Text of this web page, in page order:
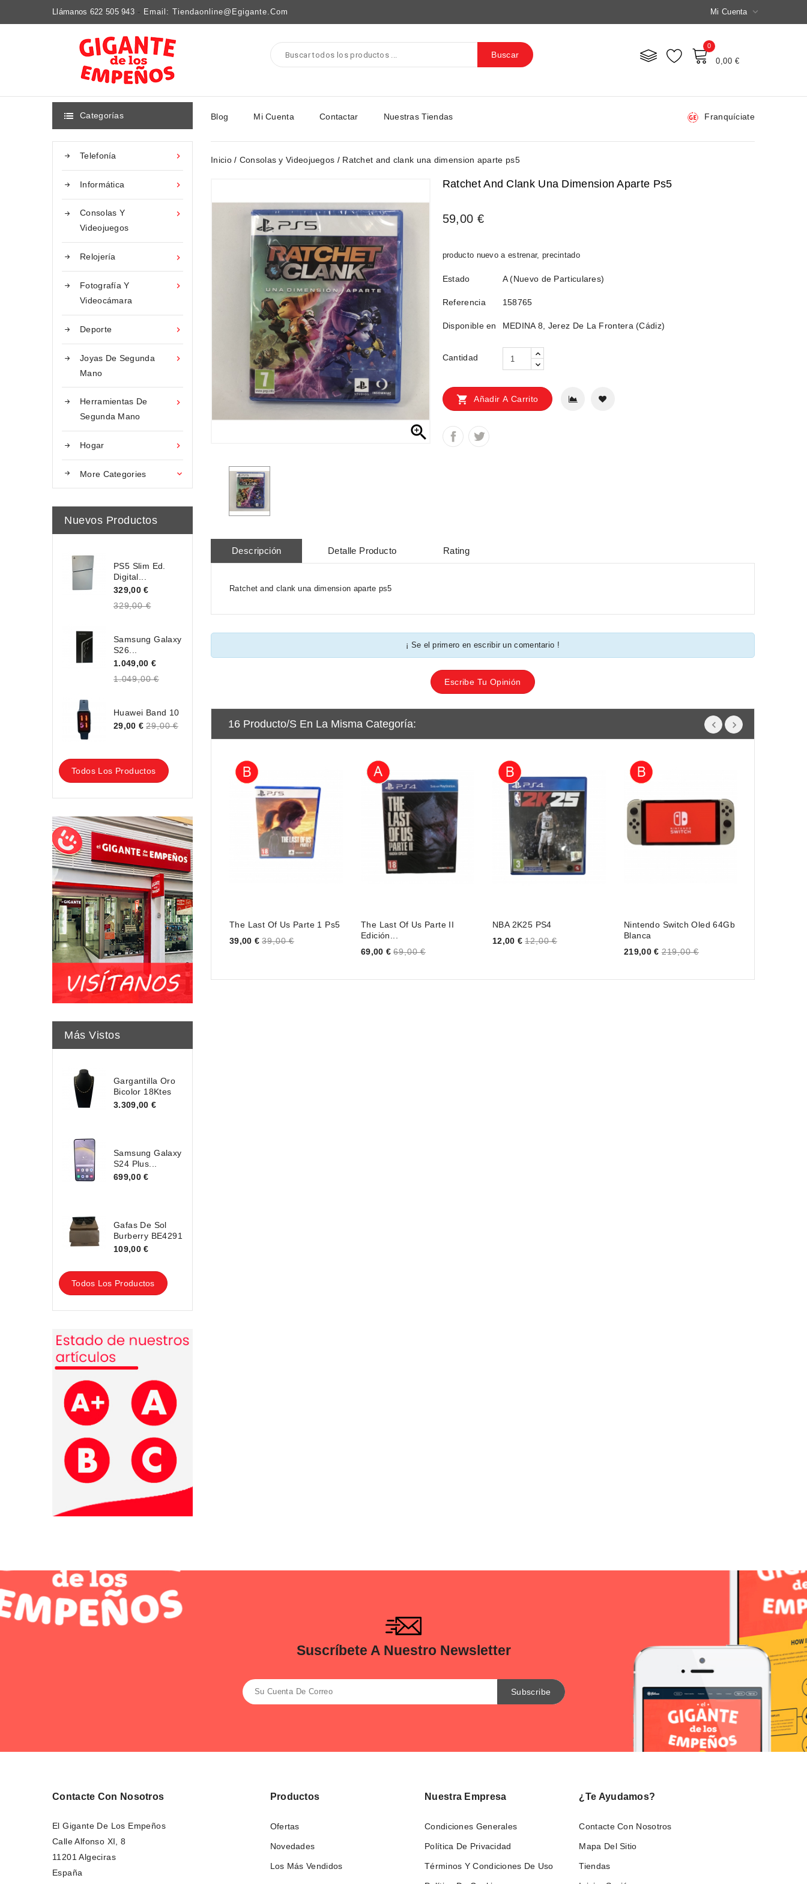
Llámanos 622 505 943 - Email: Tiendaonline@egigante.com Mi Cuenta 
0
0,00 €
Buscar
 Categorías

Telefonía

Informática

Consolas Y
Videojuegos

Relojería

Fotografía Y
Videocámara

Deporte

Joyas De Segunda
Mano

Herramientas De
Segunda Mano

Hogar
More Categories 
Nuevos Productos
PS5 Slim Ed.
Digital...
329,00 €
329,00 €
Samsung Galaxy
S26...
1.049,00 €
1.049,00 €
Huawei Band 10
29,00 € 29,00 €
Todos Los Productos
Más Vistos
Gargantilla Oro
Bicolor 18Ktes
3.309,00 €
Samsung Galaxy
S24 Plus...
699,00 €
Gafas De Sol
Burberry BE4291
109,00 €
Todos Los Productos
Blog Mi Cuenta Contactar Nuestras Tiendas Franquíciate
Inicio Consolas y Videojuegos Ratchet and clank una dimension aparte ps5

Ratchet And Clank Una Dimension Aparte Ps5
59,00 €
producto nuevo a estrenar, precintado
Estado A (Nuevo de Particulares)
Referencia 158765
Disponible en MEDINA 8, Jerez De La Frontera (Cádiz)
Cantidad
 Añadir A Carrito
Descripción Detalle Producto Rating
Ratchet and clank una dimension aparte ps5
¡ Se el primero en escribir un comentario !
Escribe Tu Opinión
16 Producto/s En La Misma Categoría:
The Last Of Us Parte 1 Ps5
Price
39,00 € 39,00 €
The Last Of Us Parte II
Edición...
Price
69,00 € 69,00 €
NBA 2K25 PS4
Price
12,00 € 12,00 €
Nintendo Switch Oled 64Gb
Blanca
Price
219,00 € 219,00 €
Suscríbete A Nuestro Newsletter
Contacte Con Nosotros
El Gigante De Los Empeños
Calle Alfonso XI, 8
11201 Algeciras
España
Productos
Ofertas
Novedades
Los Más Vendidos
Nuestra Empresa
Condiciones Generales
Política De Privacidad
Términos Y Condiciones De Uso
¿Te Ayudamos?
Contacte Con Nosotros
Mapa Del Sitio
Tiendas